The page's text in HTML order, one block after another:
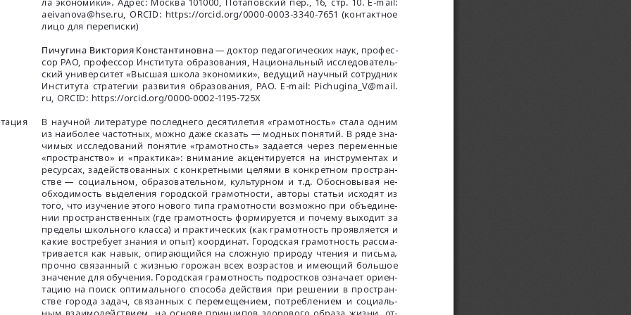
aeivanova @hse ru ORCID: https://orcid org/0000-0003-3340-7651 (контактное
лицо для переписки)
Пичугина Виктория Константиновна — доктор педагогических наук, профес
сор РАО, профессор Института образования, Национальный исследователь
ский университет «Высшая школа экономики», ведущий научный сотрудник
Института стратегии развития образования, РАО.
E mail: Pichugina _V@mail
ru
ORCID: https://orcid org/0000-0002-1195-725X
В научной литературе последнего десятилетия «грамотность» стала одним
из наиболее частотных, можно даже сказать — модных понятий. В ряде зна
чимых исследований понятие «грамотность» задается через переменные
«пространство» и «практика»: внимание акцентируется на инструментах и
ресурсах, задействованных с конкретными целями в конкретном простран
стве    — социальном, образовательном, культурном и т.д. Обосновывая не
обходимость выделения городской грамотности, авторы статьи исходят из
того, что изучение этого нового типа грамотности возможно при объедине
нии пространственных (где грамотность формируется и почему выходит за
пределы школьного класса) и практических (как грамотность проявляется и
какие востребует знания и опыт) координат. Городская грамотность рассма
тривается как навык, опирающийся на сложную природу чтения и письма
прочно связанный с жизнью горожан всех возрастов и имеющий большое
значение для обучения. Городская грамотность подростков означает ориен
тацию на поиск оптимального способа действия при решении в простран
стве города задач, связанных с перемещением, потреблением и социаль
ным взаимодействием, на основе принципов здорового образа жизни, от